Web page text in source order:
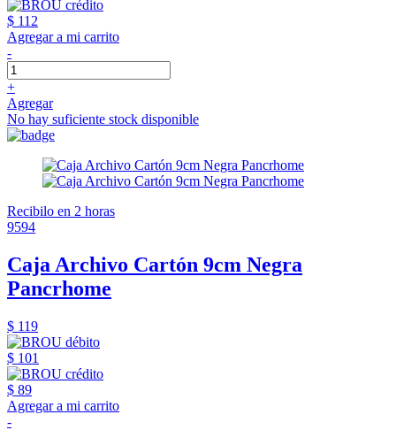
$ 112
Agregar a mi carrito
-
+
Agregar
No hay suficiente stock disponible
Recibilo en 2 horas
9594
Caja Archivo Cartón 9cm Negra
Pancrhome
$ 119
$ 101
$ 89
Agregar a mi carrito
-